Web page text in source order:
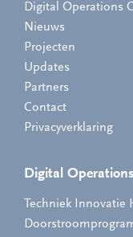
Digital Operations
Nieuws
Projecten
Updates
Partners
Contact
Privacyverklaring
Digital
Techniek Innovatie